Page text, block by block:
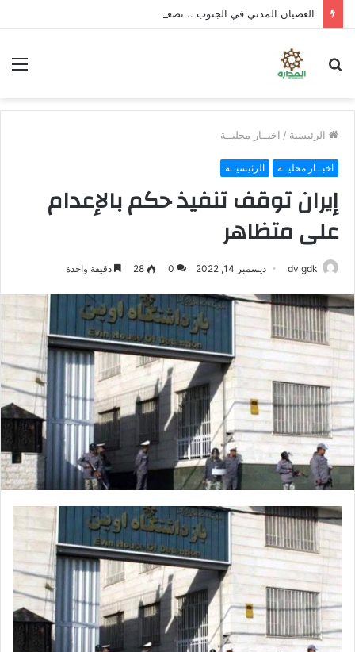
الرئيسية / اخبــار محليــة
اخبــار محليــة الرئيسيــة
إيران توقف تنفيذ حكم بالإعدام
على متظاهر
dv gdk ديسمبر 14, 2022 0
28 دقيقة واحدة